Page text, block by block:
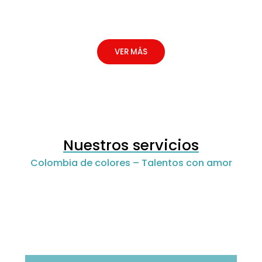
VER MÁS
Nuestros servicios
Colombia de colores – Talentos con amor